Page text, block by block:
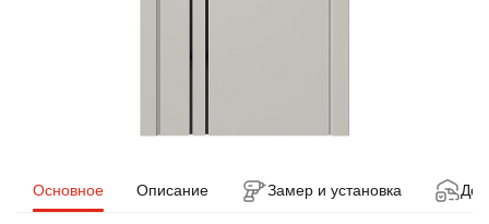
Основное Описание Замер и установка